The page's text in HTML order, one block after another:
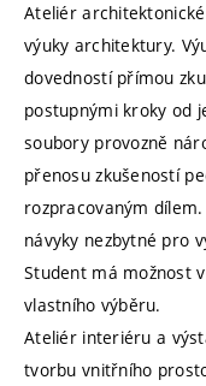
Ateliér
výuky architektury.
dovedností přímou
postupnými kroky od
soubory provozně
přenosu zkušeností
rozpracovaným
návyky nezbytné pro
Student má možnost
vlastního výběru.
Ateliér interiéru a
tvorbu vnitřního